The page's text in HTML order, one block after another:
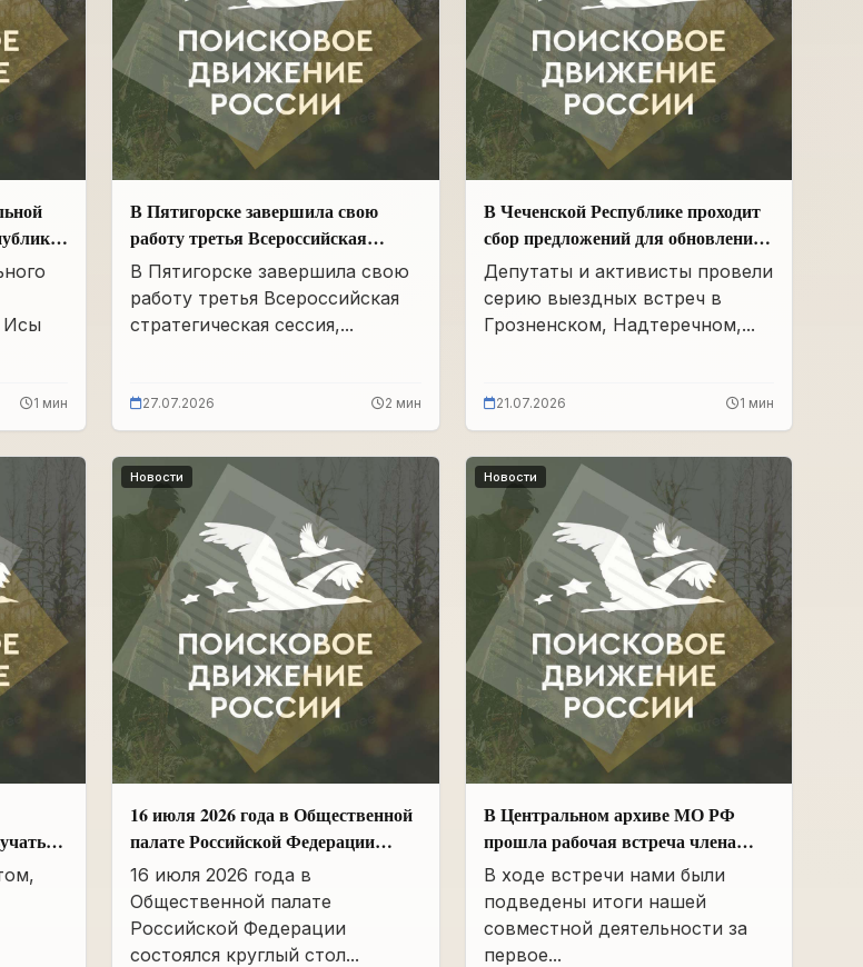
Исы
1 мин
В Пятигорске завершила свою
работу третья Всероссийская
стратегическая сессия
В Пятигорске завершила свою
работу третья Всероссийская
стратегическая сессия,...
27.07.2026 2 мин
В Чеченской Республике проходит
сбор предложений для обновления
Народной программы в сфере АПК
Депутаты и активисты провели
серию выездных встреч в
Грозненском, Надтеречном,...
21.07.2026 1 мин
СССР
Новости
16 июля 2026 года в Общественной
палате Российской Федерации
состоялся круглый стол
«Сохранение памяти о Героях
подвига самопожертвования и
воспитание...
16 июля 2026 года в
Общественной палате
Российской Федерации
состоялся круглый стол...
Новости
В Центральном архиве МО РФ
прошла рабочая встреча члена
Общественной палаты РФ и ЧР –
Руководителя Регионального
отделения «Поисковое движение
России» в ЧР Иса Сардалов с
В ходе встречи нами были
подведены итоги нашей
совместной деятельности за
первое...